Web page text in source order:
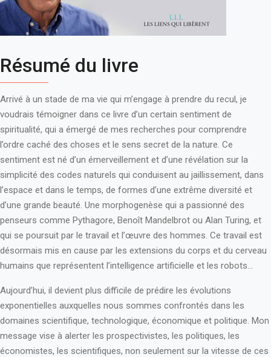
Résumé du livre
Arrivé à un stade de ma vie qui m’engage à prendre du recul, je
voudrais témoigner dans ce livre d’un certain sentiment de
spiritualité, qui a émergé de mes recherches pour comprendre
l’ordre caché des choses et le sens secret de la nature. Ce
sentiment est né d’un émerveillement et d’une révélation sur la
simplicité des codes naturels qui conduisent au jaillissement, dans
l’espace et dans le temps, de formes d’une extrême diversité et
d’une grande beauté. Une morphogenèse qui a passionné des
penseurs comme Pythagore, Benoît Mandelbrot ou Alan Turing, et
qui se poursuit par le travail et l’œuvre des hommes. Ce travail est
désormais mis en cause par les extensions du corps et du cerveau
humains que représentent l’intelligence artificielle et les robots...
Aujourd’hui, il devient plus difficile de prédire les évolutions
exponentielles auxquelles nous sommes confrontés dans les
domaines scientifique, technologique, économique et politique. Mon
message vise à alerter les prospectivistes, les politiques, les
économistes, les scientifiques, non seulement sur la vitesse de ces